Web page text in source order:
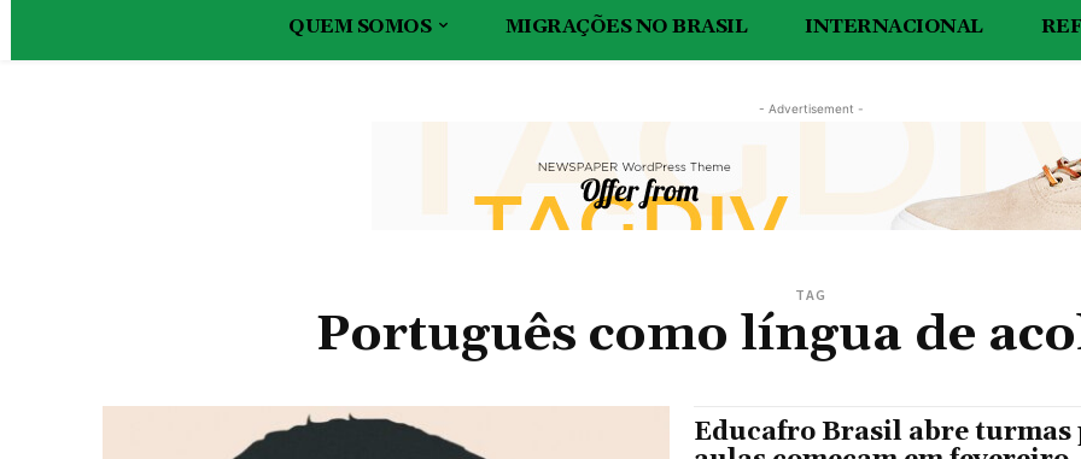
QUEM SOMOS MIGRAÇÕES NO BRASIL INTERNACIONAL
- Advertisement -
TAG
Português como língua de
Educafro Brasil abre turmas